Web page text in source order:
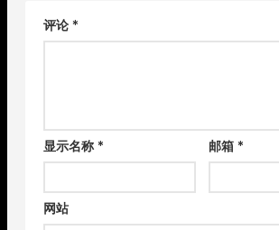
评论 *
显示名称 * 邮箱*
网站